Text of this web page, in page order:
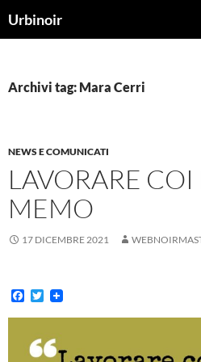
Urbinoir
Archivi tag: Mara Cerri
NEWS E COMUNICATI
LAVORARE
MEMO
17 DICEMBRE 2021
F
c
b
T
i
t